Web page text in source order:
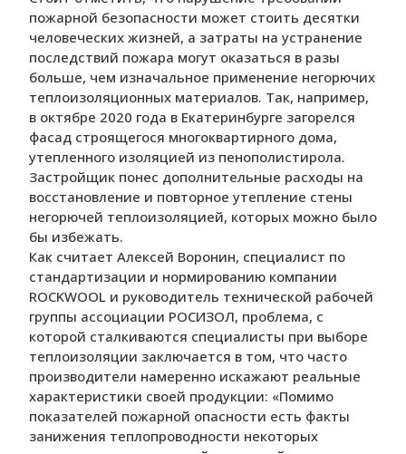
пожарной безопасности может стоить десятки
человеческих жизней, а затраты на устранение
последствий пожара могут оказаться в разы
больше, чем изначальное применение негорючих
теплоизоляционных материалов. Так, например,
в октябре 2020 года в Екатеринбурге загорелся
фасад строящегося многоквартирного дома,
утепленного изоляцией из пенополистирола.
Застройщик понес дополнительные расходы на
восстановление и повторное утепление стены
негорючей теплоизоляцией, которых можно было
бы избежать.
Как считает Алексей Воронин, специалист по
стандартизации и нормированию компании
ROCKWOOL и руководитель технической рабочей
группы ассоциации РОСИЗОЛ, проблема, с
которой сталкиваются специалисты при выборе
теплоизоляции заключается в том, что часто
производители намеренно искажают реальные
характеристики своей продукции: «Помимо
показателей пожарной опасности есть факты
занижения теплопроводности некоторых